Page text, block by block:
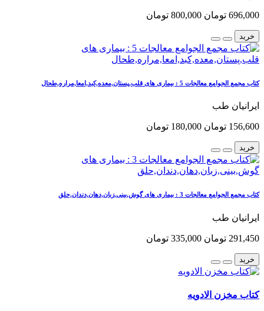
696,000 تومان 800,000 تومان
خرید
کتاب مجمع الجوامع معالجات 5 : بیماری های قلب,پستان,معده,کبد,امعا,مراره,طحال
ایرانیان طب
156,600 تومان 180,000 تومان
خرید
کتاب مجمع الجوامع معالجات 3 : بیماری های گوش,بینی,زبان,دهان,دندان,حلق
ایرانیان طب
291,450 تومان 335,000 تومان
خرید
کتاب مخزن الادویه